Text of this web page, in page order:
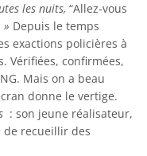
les nuits,“Allez-vous
» Depuis le temps
exactions policières à
Vérifiées, confirmées,
Mais on a beau
donne le vertige.
: son jeune réalisateur,
de recueillir des